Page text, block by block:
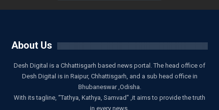
About Us
Desh Digital is a Chhattisgarh based news portal. The head office of
Desh Digital is in Raipur, Chhattisgarh, and a sub head office in
Bhubaneswar ,Odisha.
With its tagline, “Tathya, Kathya, Samvad” ,it aims to provide the truth
in every news.